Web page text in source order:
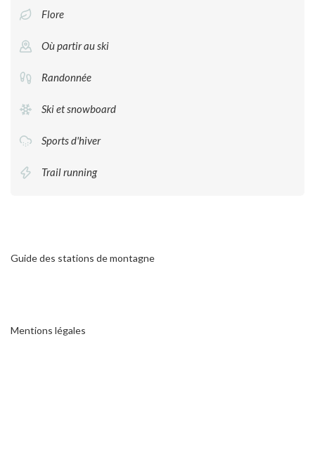
Flore
Où partir au ski
Randonnée
Ski et snowboard
Sports d'hiver
Trail running
Guide des stations de montagne
Mentions légales